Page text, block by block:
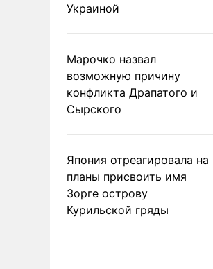
Украиной
Марочко назвал
возможную причину
конфликта Драпатого и
Сырского
Япония отреагировала на
планы присвоить имя
Зорге острову
Курильской гряды